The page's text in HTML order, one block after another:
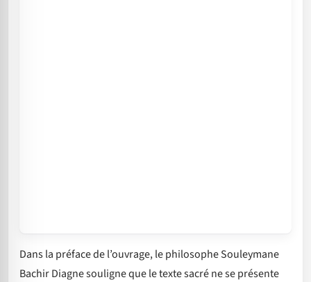
Dans la préface de l’ouvrage, le philosophe Souleymane
Bachir Diagne souligne que le texte sacré ne se présente